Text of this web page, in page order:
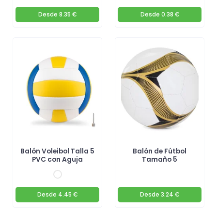
Desde 8.35 € Desde 0.38 €
Balón Voleibol Talla 5
PVC con Aguja
Desde 4.45 €
Balón de Fútbol
Tamaño 5
Desde 3.24 €